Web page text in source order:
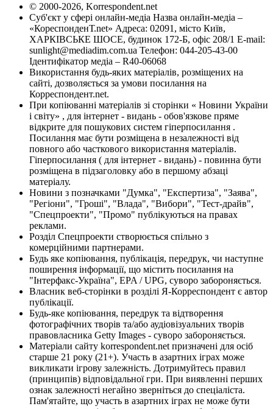
© 2000-2026, Korrespondent.net
Суб'єкт у сфері онлайн-медіа Назва онлайн-медіа –
«КореспонденТ.net» Адреса: 02091, місто Київ,
ХАРКІВСЬКЕ ШОСЕ, будинок 172-Б, офіс 208/1 E-mail:
sunlight@mediadim.com.ua Телефон: 044-205-43-00
Ідентифікатор медіа – R40-06068
Використання будь-яких матеріалів, розміщених на
сайті, дозволяється за умови посилання на
Корреспондент.net.
При копіюванні матеріалів зі сторінки « Новини України
і світу» , для інтернет - видань - обов'язкове пряме
відкрите для пошукових систем гіперпосилання .
Посилання має бути розміщена в незалежності від
повного або часткового використання матеріалів.
Гіперпосилання ( для інтернет - видань) - повинна бути
розміщена в підзаголовку або в першому абзаці
матеріалу.
Новини з позначками "Думка", "Експертиза", "Заява",
"Регіони", "Гроші", "Влада", "Вибори", "Тест-драйв",
"Спецпроекти", "Промо" публікуються на правах
реклами.
Розділ Спецпроекти створюється спільно з
комерційними партнерами.
Будь яке копіювання, публікація, передрук, чи наступне
поширення інформації, що містить посилання на
"Інтерфакс-Україна", EPA / UPG, суворо забороняється.
Власник веб-сторінки в розділі Я-Корреспондент є автор
публікації.
Будь-яке копіювання, передрук та відтворення
фотографічних творів та/або аудіовізуальних творів
правовласника Getty Images - суворо забороняється.
Матеріали сайту korrespondent.net призначені для осіб
старше 21 року (21+). Участь в азартних іграх може
викликати ігрову залежність. Дотримуйтесь правил
(принципів) відповідальної гри. При виявленні перших
ознак залежності негайно зверніться до спеціаліста.
Пам'ятайте, що участь в азартних іграх не може бути